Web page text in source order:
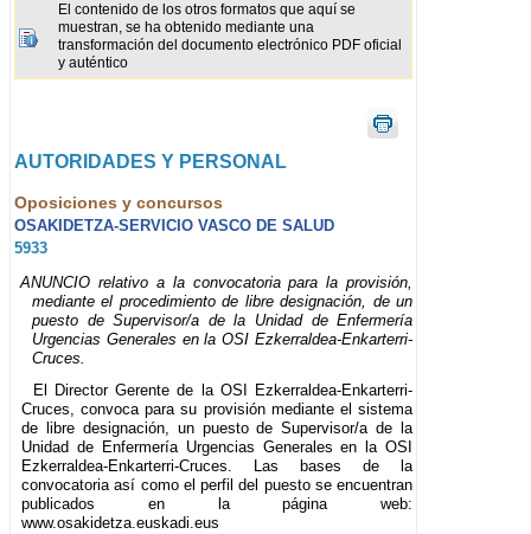
El contenido de los otros formatos que aquí se
muestran, se ha obtenido mediante una
transformación del documento electrónico PDF oficial
y auténtico
AUTORIDADES Y PERSONAL
Oposiciones y concursos
OSAKIDETZA-SERVICIO VASCO DE SALUD
5933
ANUNCIO relativo a la convocatoria para la provisión,
mediante el procedimiento de libre designación, de un
puesto de Supervisor/a de la Unidad de Enfermería
Urgencias Generales en la OSI Ezkerraldea-Enkarterri-
Cruces.
El Director Gerente de la OSI Ezkerraldea-Enkarterri-
Cruces, convoca para su provisión mediante el sistema
de libre designación, un puesto de Supervisor/a de la
Unidad de Enfermería Urgencias Generales en la OSI
Ezkerraldea-Enkarterri-Cruces. Las bases de la
convocatoria así como el perfil del puesto se encuentran
publicados en la página web:
www.osakidetza.euskadi.eus